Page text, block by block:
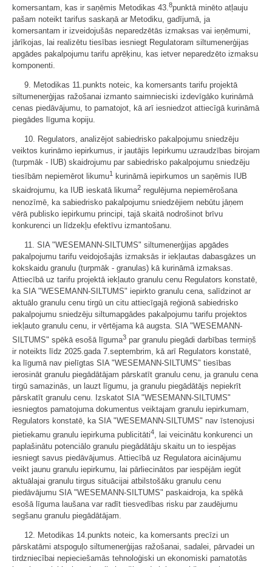
komersantam, kas ir saņēmis Metodikas 43. 8punktā minēto atļauju
pašam noteikt tarifus saskaņā ar Metodiku, gadījumā, ja
komersantam ir izveidojušās neparedzētās izmaksas vai ieņēmumi,
jārīkojas, lai realizētu tiesības iesniegt Regulatoram siltumenerģijas
apgādes pakalpojumu tarifu aprēķinu, kas ietver neparedzēto izmaksu
komponenti.
9. Metodikas 11.punkts noteic, ka komersants tarifu projektā
siltumenerģijas ražošanai izmanto saimnieciski izdevīgāko kurināmā
cenas piedāvājumu, to pamatojot, kā arī iesniedzot attiecīgā kurināmā
piegādes līguma kopiju.
10. Regulators, analizējot sabiedrisko pakalpojumu sniedzēju
veiktos kurināmo iepirkumus, ir jautājis Iepirkumu uzraudzības birojam
(turpmāk - IUB) skaidrojumu par sabiedrisko pakalpojumu sniedzēju
tiesībām nepiemērot likumu1
kurināmā iepirkumos un saņēmis IUB
skaidrojumu, ka IUB ieskatā likuma2 regulējuma nepiemērošana
nenozīmē, ka sabiedrisko pakalpojumu sniedzējiem nebūtu jāņem
vērā publisko iepirkumu principi, tajā skaitā nodrošinot brīvu
konkurenci un līdzekļu efektīvu izmantošanu.
11. SIA "WESEMANN-SILTUMS" siltumenerģijas apgādes
pakalpojumu tarifu veidojošajās izmaksās ir iekļautas dabasgāzes un
kokskaidu granulu (turpmāk - granulas) kā kurināmā izmaksas.
Attiecībā uz tarifu projektā iekļauto granulu cenu Regulators konstatē,
ka SIA "WESEMANN-SILTUMS" iepirkto granulu cena, salīdzinot ar
aktuālo granulu cenu tirgū un citu attiecīgajā reģionā sabiedrisko
pakalpojumu sniedzēju siltumapgādes pakalpojumu tarifu projektos
iekļauto granulu cenu, ir vērtējama kā augsta. SIA "WESEMANN-
SILTUMS" spēkā esošā līguma3 par granulu piegādi darbības termiņš
ir noteikts līdz 2025.gada 7.septembrim, kā arī Regulators konstatē,
ka līgumā nav pielīgtas SIA "WESEMANN-SILTUMS" tiesības
ierosināt granulu piegādātājam pārskatīt granulu cenu, ja granulu cena
tirgū samazinās, un lauzt līgumu, ja granulu piegādātājs nepiekrīt
pārskatīt granulu cenu. Izskatot SIA "WESEMANN-SILTUMS"
iesniegtos pamatojuma dokumentus veiktajam granulu iepirkumam,
Regulators konstatē, ka SIA "WESEMANN-SILTUMS" nav īstenojusi
pietiekamu granulu iepirkuma publicitāti4, lai veicinātu konkurenci un
paplašinātu potenciālo granulu piegādātāju skaitu un to iespējas
iesniegt savus piedāvājumus. Attiecībā uz Regulatora aicinājumu
veikt jaunu granulu iepirkumu, lai pārliecinātos par iespējām iegūt
aktuālajai granulu tirgus situācijai atbilstošāku granulu cenu
piedāvājumu SIA "WESEMANN-SILTUMS" paskaidroja, ka spēkā
esošā līguma laušana var radīt tiesvedības risku par zaudējumu
segšanu granulu piegādātājam.
12. Metodikas 14.punkts noteic, ka komersants precīzi un
pārskatāmi atspoguļo siltumenerģijas ražošanai, sadalei, pārvadei un
tirdzniecībai nepieciešamās tehnoloģiski un ekonomiski pamatotās